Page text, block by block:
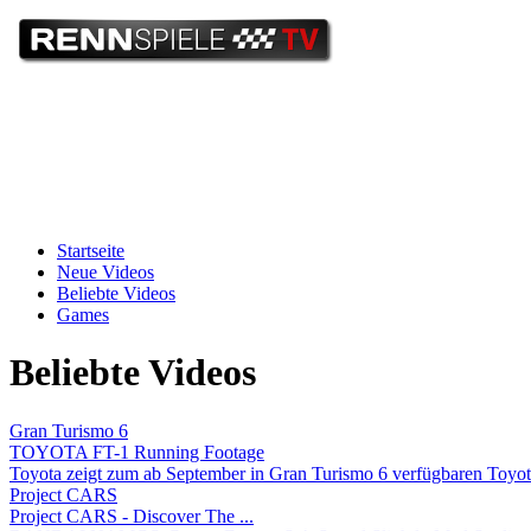
Startseite
Neue Videos
Beliebte Videos
Games
Beliebte Videos
Gran Turismo 6
TOYOTA FT-1 Running Footage
Toyota zeigt zum ab September in Gran Turismo 6 verfügbaren
Project CARS
Project CARS - Discover The ...